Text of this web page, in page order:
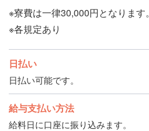
※寮費は一律30,000円となります。
※各規定あり
日払い
日払い可能です。
給与支払い方法
給料日に口座に振り込みます。